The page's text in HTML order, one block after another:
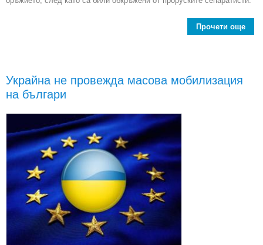
Прочети още
Украйна не провежда масова мобилизация
на българи